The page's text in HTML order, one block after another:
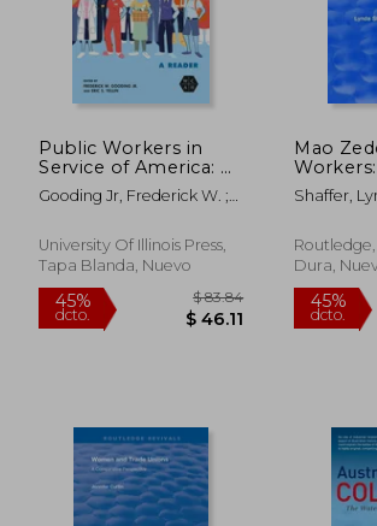
45%
$ 26.31
Public Workers in
Service of America: A
Reader (en Inglés)
Gooding Jr, Frederick W. ;
Joseph A.
University Of Illinois Press,
Tapa Blanda, Nuevo
Mao
Shaffer,
Routledge,
Dura,